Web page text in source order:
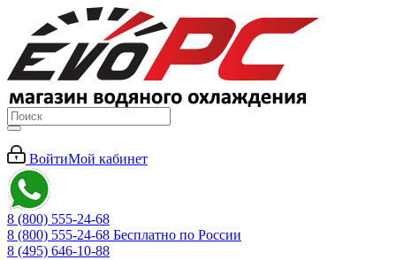
ВойтиМой кабинет
8 (800) 555-24-68
8 (800) 555-24-68 Бесплатно по России
8 (495) 646-10-88